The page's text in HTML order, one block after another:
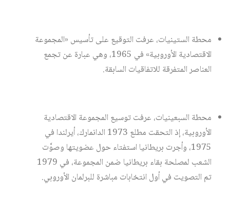
محطة الستينيات، عرفت التوقيع على تأسيس «المجموعة
الاقتصادية الأوروبية» في 1965، وهي عبارة عن تجمع
العناصر المتفرقة للاتفاقيات السابقة.
محطة السبعينيات، عرفت توسيع المجموعة الاقتصادية
الأوروبية، إذ التحقت مطلع 1973 الدانمارك، أيرلندا في
1975، وأجرت بريطانيا استفتاء حول عضويتها وصوَّت
الشعب لمصلحة بقاء بريطانيا ضمن المجموعة، في 1979
تم التصويت في أول انتخابات مباشرة للبرلمان الأوروبي.